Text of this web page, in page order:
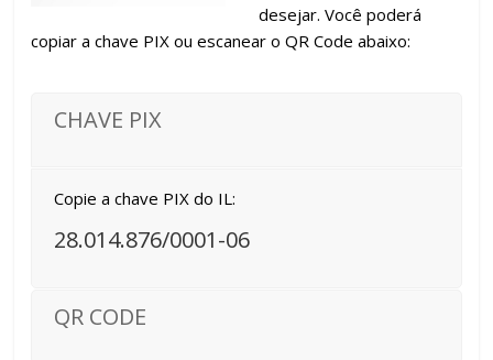
desejar. Você poderá
copiar a chave PIX ou escanear o QR Code abaixo:
CHAVE PIX
Copie a chave PIX do IL:
28.014.876/0001-06
QR CODE